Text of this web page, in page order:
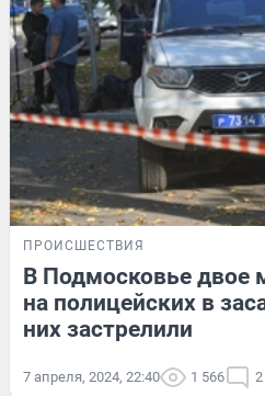
ПРОИСШЕСТВИЯ
В Подмосковье двое
на полицейских в
них застрелили
7 апреля, 2024, 22:40 1 566 2